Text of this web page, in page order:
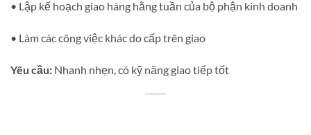
• Lập kế hoạch giao hàng hằng tuần của bộ phận kinh doanh
• Làm các công việc khác do cấp trên giao
Yêu cầu: Nhanh nhẹn, có kỹ năng giao tiếp tốt